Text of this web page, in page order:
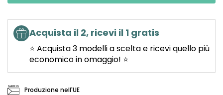
Acquista il 2, ricevi il 1 gratis
⭐ Acquista 3 modelli a scelta e ricevi quello più
economico in omaggio! ⭐
Produzione nell'UE